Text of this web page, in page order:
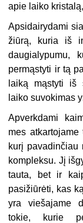
apie laiko
Apsidairydami
žiūrą, kuria iš
daugialypumu,
permąstyti ir tą
laiką mąstyti iš
laiko suvokimas
Apverkdami
mes
kurį pavadinčiau
kompleksu. Jį
tauta, bet ir
pasižiūrėti, kas
yra viešajame
tokie, kurie